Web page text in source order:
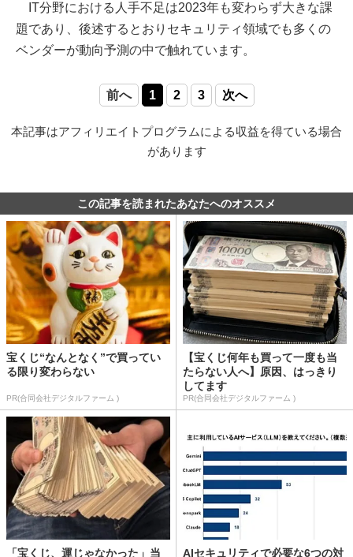
IT分野における人手不足は2023年も変わらず大きな課
題であり、後述するとおりセキュリティ領域でも多くの
ベンダーが動向予測の中で触れています。
前へ 1 2 3 次へ
本記事はアフィリエイトプログラムによる収益を得ている場合
があります
この記事を読まれたあなたへのオススメ
宝くじ“なんとなく”で買ってい
る限り変わらない
PR(合同会社デジタルファーム )
【宝くじ何年も買って一度も当
たらない人へ】原因、はっきり
してます
PR(合同会社デジタルファーム )
「宝くじ、運じゃなかった」当 AIセキュリティで必要な6つの対